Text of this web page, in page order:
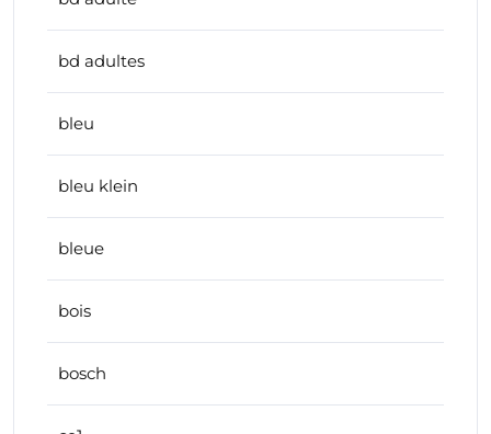
bd adultes
bleu
bleu klein
bleue
bois
bosch